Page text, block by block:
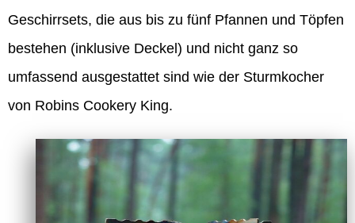
Geschirrsets, die aus bis zu fünf Pfannen und Töpfen
bestehen (inklusive Deckel) und nicht ganz so
umfassend ausgestattet sind wie der Sturmkocher
von Robins Cookery King.